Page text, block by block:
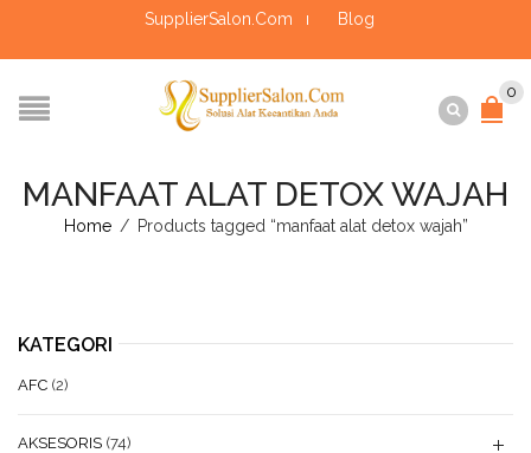
SupplierSalon.Com Blog
0
MANFAAT ALAT DETOX WAJAH
Home / Products tagged “manfaat alat detox wajah”
KATEGORI
AFC (2)
AKSESORIS (74)